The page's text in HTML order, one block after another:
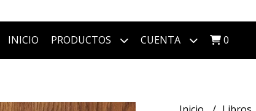
INICIO PRODUCTOS CUENTA 0